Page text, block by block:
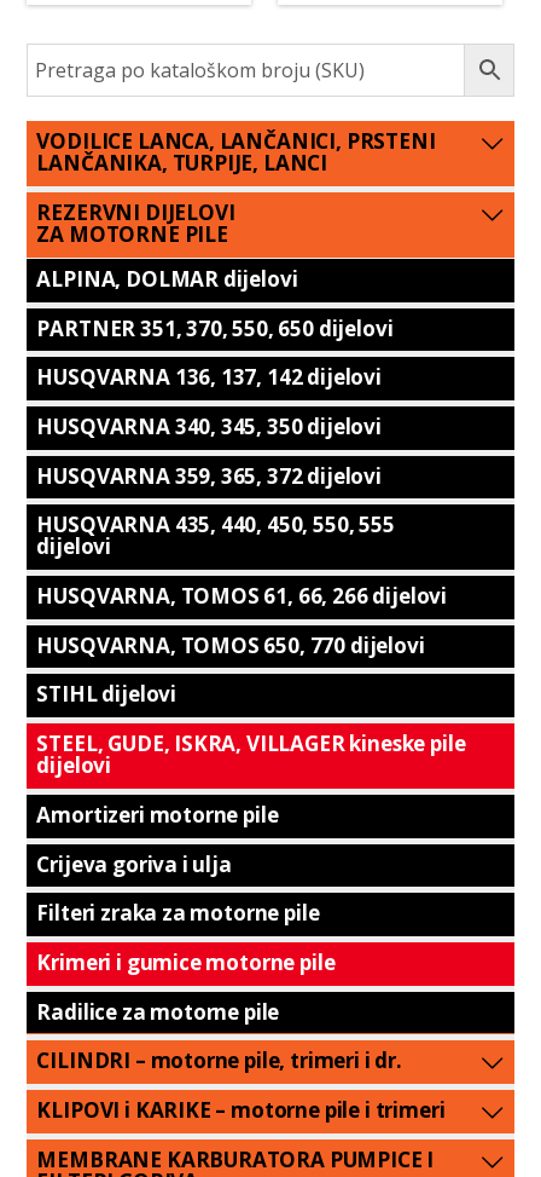
VODILICE LANCA, LANČANICI, PRSTENI
LANČANIKA, TURPIJE, LANCI
REZERVNI DIJELOVI
ZA MOTORNE PILE
ALPINA, DOLMAR dijelovi
PARTNER 351, 370, 550, 650 dijelovi
HUSQVARNA 136, 137, 142 dijelovi
HUSQVARNA 340, 345, 350 dijelovi
HUSQVARNA 359, 365, 372 dijelovi
HUSQVARNA 435, 440, 450, 550, 555
dijelovi
HUSQVARNA, TOMOS 61, 66, 266 dijelovi
HUSQVARNA, TOMOS 650, 770 dijelovi
STIHL dijelovi
STEEL, GUDE, ISKRA, VILLAGER kineske pile
dijelovi
Amortizeri motorne pile
Crijeva goriva i ulja
Filteri zraka za motorne pile
Krimeri i gumice motorne pile
Radilice za motorne pile
CILINDRI – motorne pile, trimeri i dr.
KLIPOVI i KARIKE – motorne pile i trimeri
MEMBRANE KARBURATORA PUMPICE I